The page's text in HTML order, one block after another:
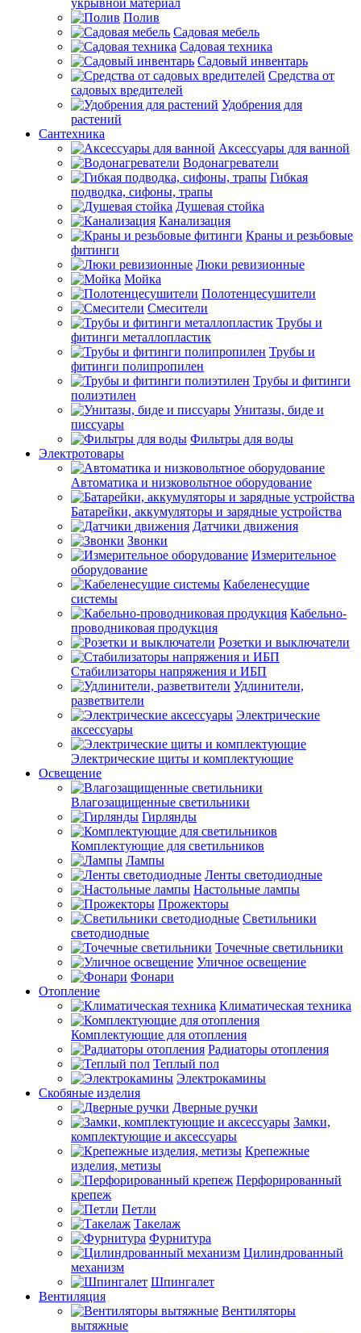
укрывной материал
Полив
Садовая мебель
Садовая техника
Садовый инвентарь
Средства от
садовых вредителей
Удобрения для
растений
Сантехника
Аксессуары для ванной
Водонагреватели
Гибкая
подводка, сифоны, трапы
Душевая стойка
Канализация
Краны и резьбовые
фитинги
Люки ревизионные
Мойка
Полотенцесушители
Смесители
Трубы и
фитинги металлопластик
Трубы и
фитинги полипропилен
Трубы и фитинги
полиэтилен
Унитазы, биде и
писсуары
Фильтры для воды
Электротовары
Автоматика и низковольтное оборудование
Батарейки, аккумуляторы и зарядные устройства
Датчики движения
Звонки
Измерительное
оборудование
Кабеленесущие
системы
Кабельно-
проводниковая продукция
Розетки и выключатели
Стабилизаторы напряжения и ИБП
Удлинители,
разветвители
Электрические
аксессуары
Электрические щиты и комплектующие
Освещение
Влагозащищенные светильники
Гирлянды
Комплектующие для светильников
Лампы
Ленты светодиодные
Настольные лампы
Прожекторы
Светильники
светодиодные
Точечные светильники
Уличное освещение
Фонари
Отопление
Климатическая техника
Комплектующие для отопления
Радиаторы отопления
Теплый пол
Электрокамины
Скобяные изделия
Дверные ручки
Замки,
комплектующие и аксессуары
Крепежные
изделия, метизы
Перфорированный
крепеж
Петли
Такелаж
Фурнитура
Цилиндрованный
механизм
Шпингалет
Вентиляция
Вентиляторы
вытяжные